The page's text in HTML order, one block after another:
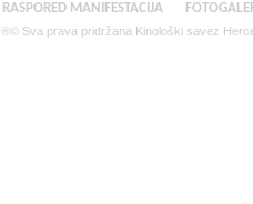
RASPORED MANIFESTACIJA
®© Sva prava pridržana Kinološki savez